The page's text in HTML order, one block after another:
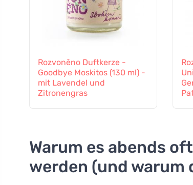
Rozvoněno Duftkerze -
Goodbye Moskitos (130 ml) -
mit Lavendel und
Zitronengras
Warum es abends
werden (und warum